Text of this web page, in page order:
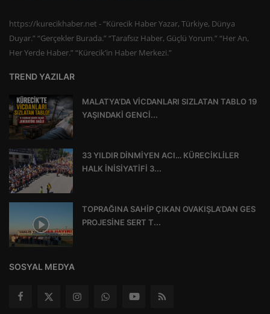
https://kurecikhaber.net - “Kürecik Haber Yazar, Türkiye, Dünya
Duyar.” “Gerçekler Burada.” “Tarafsız Haber, Güçlü Yorum.” “Her An,
Her Yerde Haber.” “Kürecik’in Haber Merkezi.”
TREND YAZILAR
MALATYA’DA VİCDANLARI SIZLATAN TABLO 19
YAŞINDAKİ GENCİ...
33 YILDIR DİNMİYEN ACI… KÜRECİKLİLER
HALK İNİSİYATİFİ 3...
TOPRAĞINA SAHİP ÇIKAN OVAKIŞLA’DAN GES
PROJESİNE SERT T...
SOSYAL MEDYA